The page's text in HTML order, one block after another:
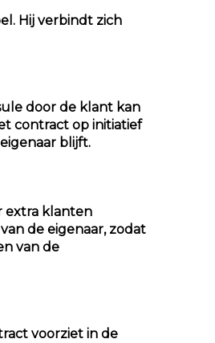
Hij verbindt zich
door de klant kan
contract op initiatief
blijft.
extra klanten
de eigenaar, zodat
van de
voorziet in de